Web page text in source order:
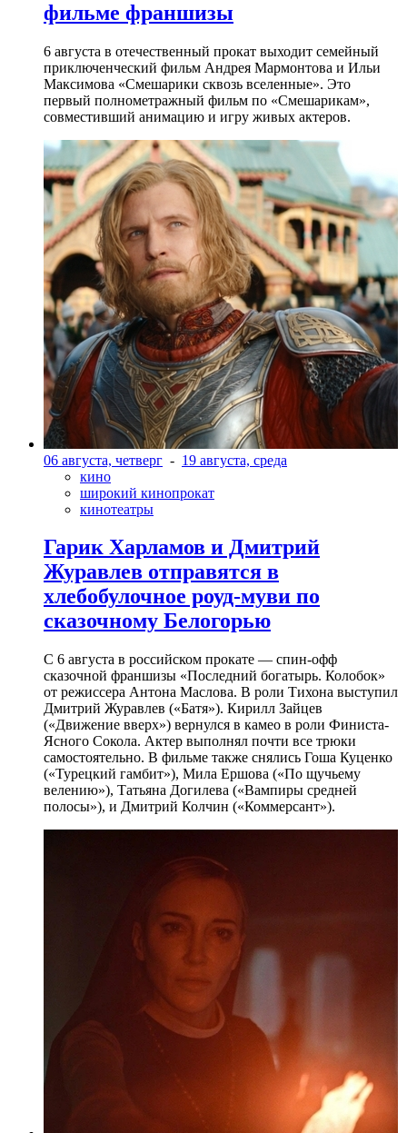
фильме франшизы
6 августа в отечественный прокат выходит семейный
приключенческий фильм Андрея Мармонтова и Ильи
Максимова «Смешарики сквозь вселенные». Это
первый полнометражный фильм по «Смешарикам»,
совместивший анимацию и игру живых актеров.
06 августа, четверг - 19 августа, среда
кино
широкий кинопрокат
кинотеатры
Гарик Харламов и Дмитрий
Журавлев отправятся в
хлебобулочное роуд-муви по
сказочному Белогорью
С 6 августа в российском прокате — спин-офф
сказочной франшизы «Последний богатырь. Колобок»
от режиссера Антона Маслова. В роли Тихона выступил
Дмитрий Журавлев («Батя»). Кирилл Зайцев
(«Движение вверх») вернулся в камео в роли Финиста-
Ясного Сокола. Актер выполнял почти все трюки
самостоятельно. В фильме также снялись Гоша Куценко
(«Турецкий гамбит»), Мила Ершова («По щучьему
велению»), Татьяна Догилева («Вампиры средней
полосы»), и Дмитрий Колчин («Коммерсант»).